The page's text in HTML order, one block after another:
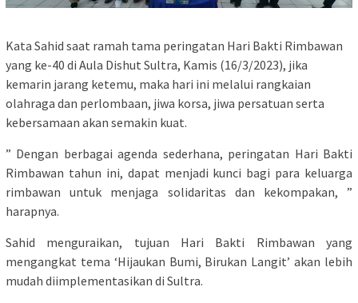
Kata Sahid saat ramah tama peringatan Hari Bakti Rimbawan
yang ke-40 di Aula Dishut Sultra, Kamis (16/3/2023), jika
kemarin jarang ketemu, maka hari ini melalui rangkaian
olahraga dan perlombaan, jiwa korsa, jiwa persatuan serta
kebersamaan akan semakin kuat.
” Dengan berbagai agenda sederhana, peringatan Hari Bakti
Rimbawan tahun ini, dapat menjadi kunci bagi para keluarga
rimbawan untuk menjaga solidaritas dan kekompakan, ”
harapnya.
Sahid menguraikan, tujuan Hari Bakti Rimbawan yang
mengangkat tema ‘Hijaukan Bumi, Birukan Langit’ akan lebih
mudah diimplementasikan di Sultra.